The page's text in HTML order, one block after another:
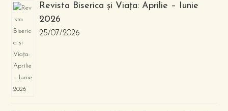
Revista Biserica și Viața: Aprilie – Iunie
2026
25/07/2026